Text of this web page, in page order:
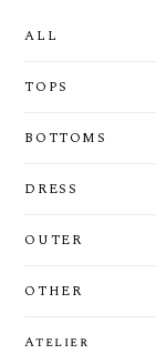
ALL
TOPS
BOTTOMS
DRESS
OUTER
OTHER
Atelier